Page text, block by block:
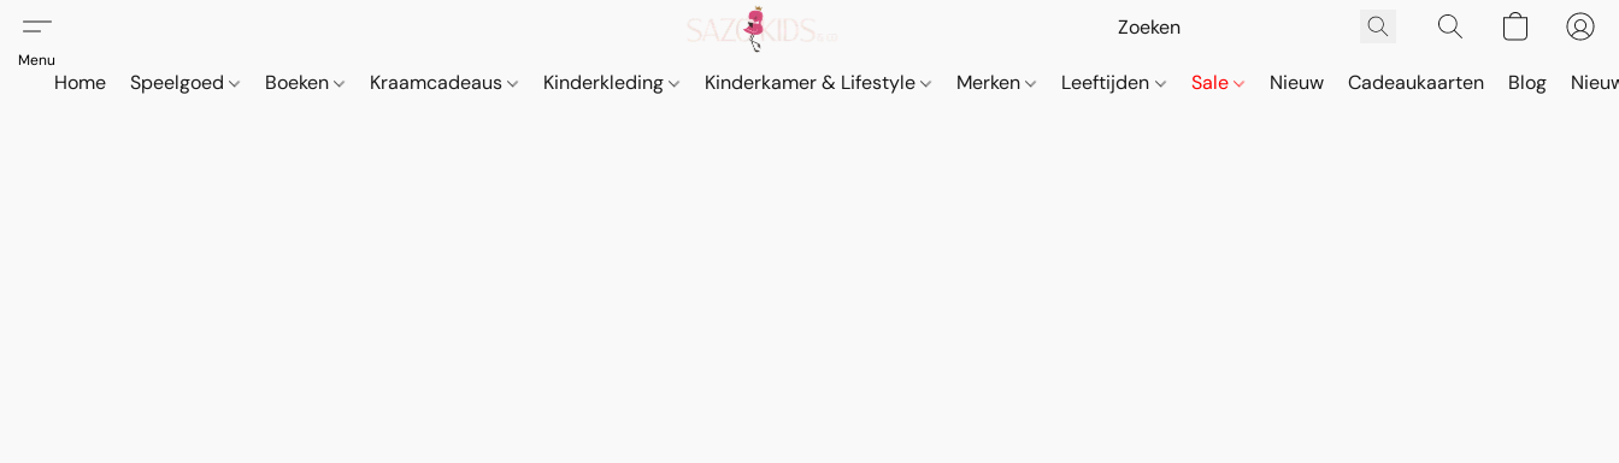
Home Speelgoed Boeken Kraamcadeaus Kinderkleding Kinderkamer & Lifestyle Merken Leeftijden Sale Nieuw Cadeaukaarten Blog